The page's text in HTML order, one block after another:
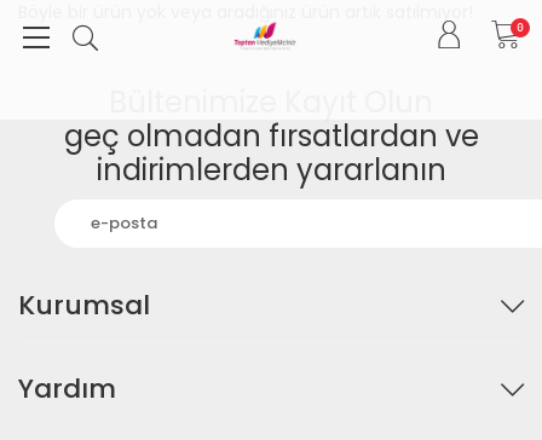
0
geç olmadan fırsatlardan ve
indirimlerden yararlanın
Kurumsal
Yardım